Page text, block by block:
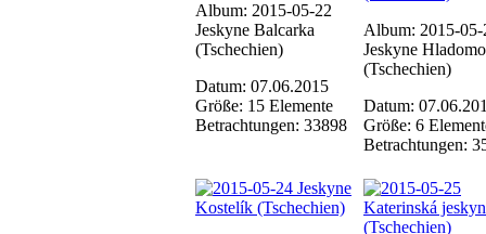
Album: 2015-05-22
Jeskyne Balcarka
(Tschechien)
Datum: 07.06.2015
Größe: 15 Elemente
Betrachtungen: 33898
Album: 2015-05-
Jeskyne
(Tschechien)
Datum:
Größe: 6
Betrachtungen: